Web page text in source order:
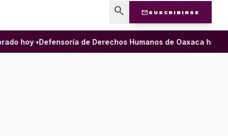
search mail SUSCRIBIRSE
hoy •Defensoría de Derechos Humanos de Oaxaca ha